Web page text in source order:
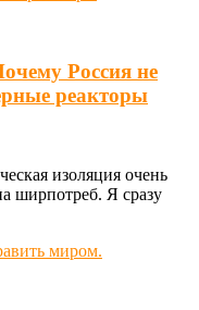
Россия не
реакторы
изоляция очень
ширпотреб. Я сразу